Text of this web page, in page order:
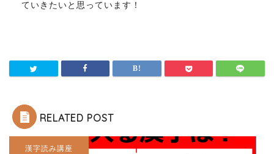
ていきたいと思っています！
RELATED POST
漢字読み講座